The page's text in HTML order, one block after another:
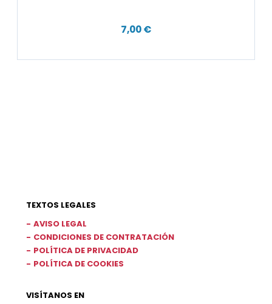
7,00 €
TEXTOS LEGALES
AVISO LEGAL
CONDICIONES DE CONTRATACIÓN
POLÍTICA DE PRIVACIDAD
POLÍTICA DE COOKIES
VISÍTANOS EN